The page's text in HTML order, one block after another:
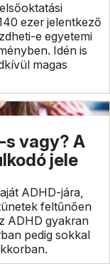
ezer jelentkező
e egyetemi
Idén is
magas
s vagy? A
jele
ADHD-jára,
feltűnően
ADHD gyakran
pedig sokkal